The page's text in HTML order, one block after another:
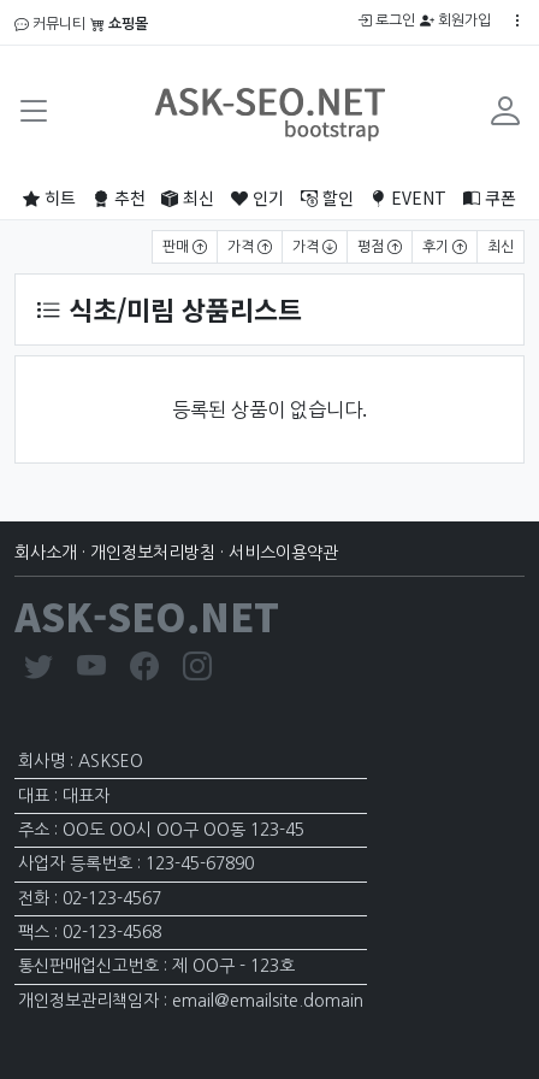
커뮤니티 쇼핑몰 로그인 회원가입
히트 추천 최신 인기 할인 EVENT 쿠폰
판매 가격 가격 평점 후기 최신
식초/미림 상품리스트
등록된 상품이 없습니다.
회사소개 · 개인정보처리방침 · 서비스이용약관
ASK-SEO.NET
회사명 : ASKSEO
대표 : 대표자
주소 : OO도 OO시 OO구 OO동 123-45
사업자 등록번호 : 123-45-67890
전화 : 02-123-4567
팩스 : 02-123-4568
통신판매업신고번호 : 제 OO구 - 123호
개인정보관리책임자 : email@emailsite.domain